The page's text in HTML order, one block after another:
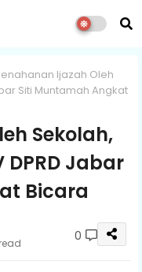
Ijazah Oleh
Siti Muntamah Angkat
Sekolah,
Jabar
Bicara
0